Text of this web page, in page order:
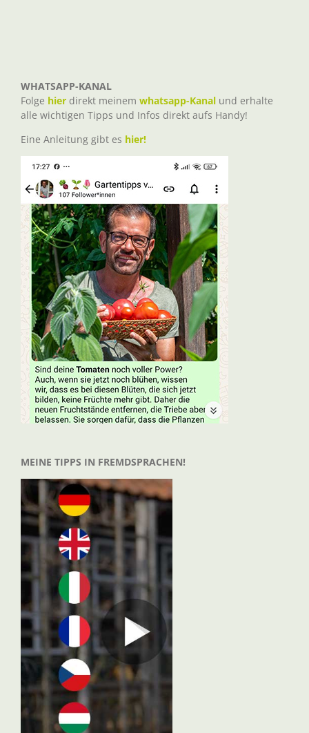
WHATSAPP-KANAL
Folge hier direkt meinem whatsapp-Kanal und erhalte
alle wichtigen Tipps und Infos direkt aufs Handy!
Eine Anleitung gibt es hier!
MEINE TIPPS IN FREMDSPRACHEN!